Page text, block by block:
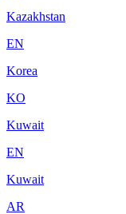
Kazakhstan
EN
Korea
KO
Kuwait
EN
Kuwait
AR